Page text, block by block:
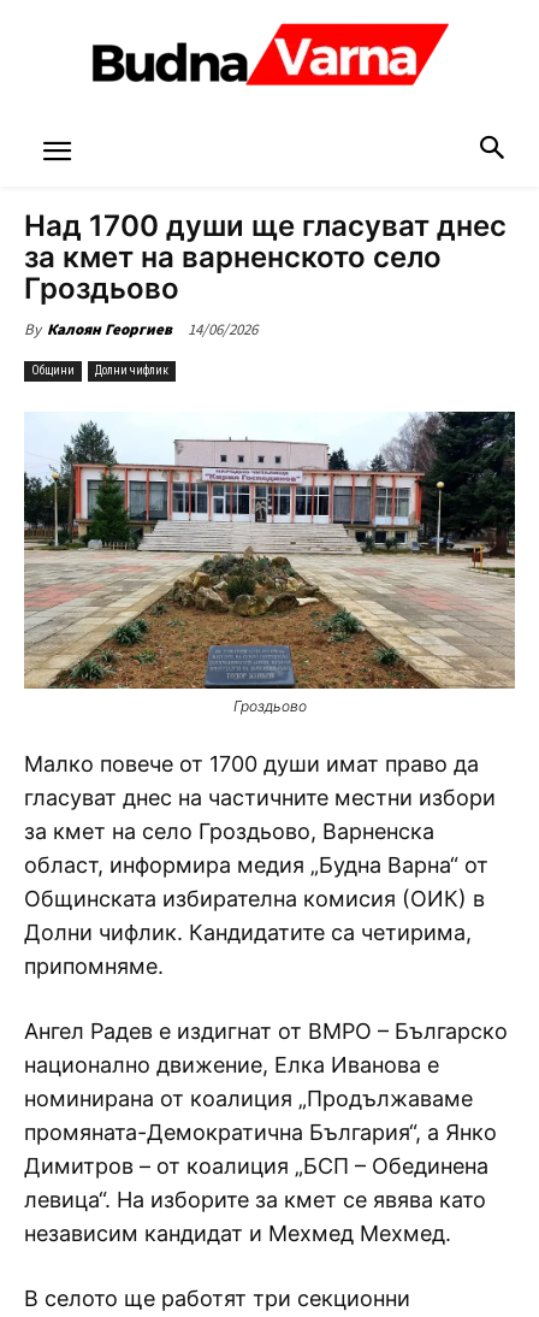
Над 1700 души ще гласуват днес
за кмет на варненското село
Гроздьово
By Калоян Георгиев 14/06/2026
Общини Долни чифлик
Гроздьово
Малко повече от 1700 души имат право да
гласуват днес на частичните местни избори
за кмет на село Гроздьово, Варненска
област, информира медия „Будна Варна“ от
Общинската избирателна комисия (ОИК) в
Долни чифлик. Кандидатите са четирима,
припомняме.
Ангел Радев е издигнат от ВМРО – Българско
национално движение, Елка Иванова е
номинирана от коалиция „Продължаваме
промяната-Демократична България“, а Янко
Димитров – от коалиция „БСП – Обединена
левица“. На изборите за кмет се явява като
независим кандидат и Мехмед Мехмед.
В селото ще работят три секционни